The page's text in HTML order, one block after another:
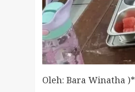
Oleh: Bara Winatha )*